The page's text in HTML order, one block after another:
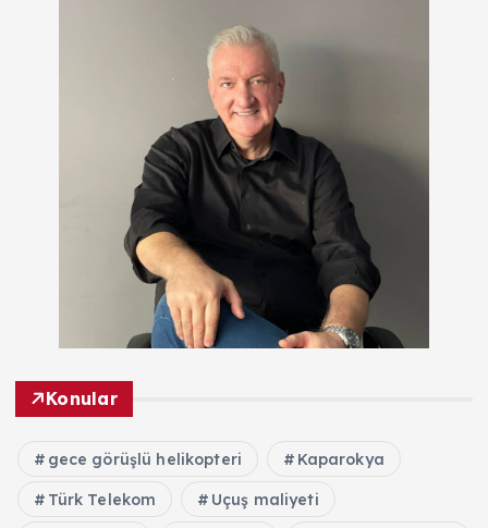
Konular
gece görüşlü helikopteri Kaparokya
Türk Telekom Uçuş maliyeti